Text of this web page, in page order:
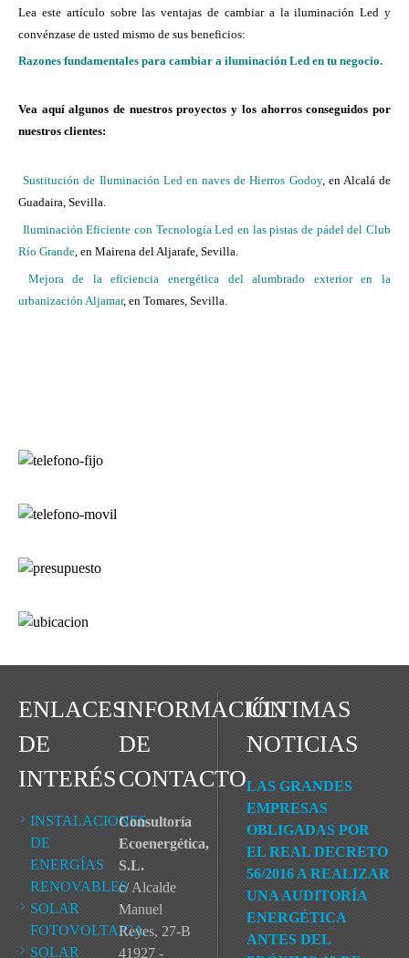
Lea este artículo sobre las ventajas de cambiar a la iluminación Led y
convénzase de usted mismo de sus beneficios:
Razones fundamentales para cambiar a iluminación Led en tu negocio.
Vea aquí algunos de nuestros proyectos y los ahorros conseguidos por
nuestros clientes:
Sustitución de Iluminación Led en naves de Hierros Godoy, en Alcalá de
Guadaira, Sevilla.
Iluminación Eficiente con Tecnología Led en las pistas de pádel del Club
Río Grande, en Mairena del Aljarafe, Sevilla.
Mejora de la eficiencia energética del alumbrado exterior en la
urbanización Aljamar, en Tomares, Sevilla.
ENLACES
DE
INTERÉS
INSTALACIONES
DE
ENERGÍAS
RENOVABLES
SOLAR
FOTOVOLTAICA
SOLAR
INFORMACIÓN
DE
CONTACTO
Consultoría
Ecoenergética,
S.L.
c/ Alcalde
Manuel
Reyes, 27-B
41927 -
ÚLTIMAS
NOTICIAS
LAS GRANDES
EMPRESAS
OBLIGADAS POR
EL REAL DECRETO
56/2016 A REALIZAR
UNA AUDITORÍA
ENERGÉTICA
ANTES DEL